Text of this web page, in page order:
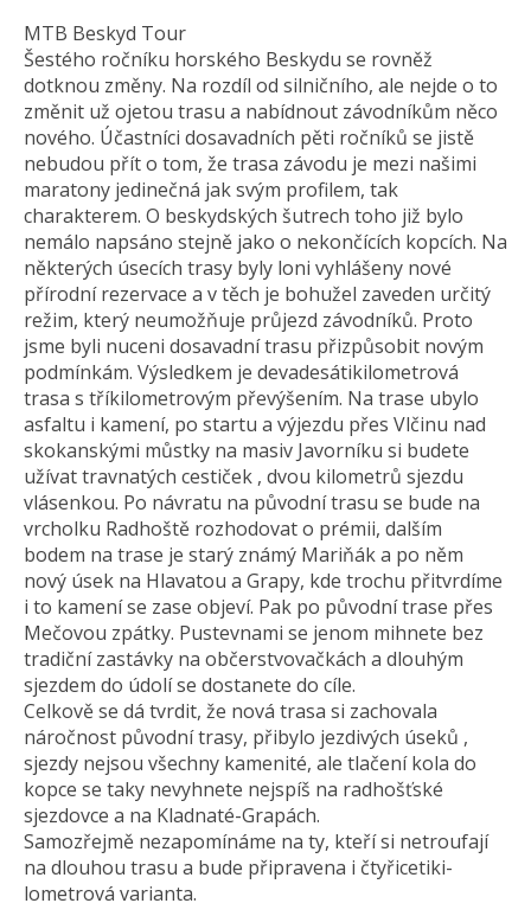
MTB Beskyd Tour
Šestého ročníku horského Beskydu se rovněž
dotknou změny. Na rozdíl od silničního, ale nejde o to
změnit už ojetou trasu a nabídnout závodníkům něco
nového. Účastníci dosavadních pěti ročníků se jistě
nebudou přít o tom, že trasa závodu je mezi našimi
maratony jedinečná jak svým profilem, tak
charakterem. O beskydských šutrech toho již bylo
nemálo napsáno stejně jako o nekončících kopcích. Na
některých úsecích trasy byly loni vyhlášeny nové
přírodní rezervace a v těch je bohužel zaveden určitý
režim, který neumožňuje průjezd závodníků. Proto
jsme byli nuceni dosavadní trasu přizpůsobit novým
podmínkám. Výsledkem je devadesátikilo­metrová
trasa s tříkilometrovým převýšením. Na trase ubylo
asfaltu i kamení, po startu a výjezdu přes Vlčinu nad
skokanskými můstky na masiv Javorníku si budete
užívat travnatých cestiček , dvou kilometrů sjezdu
vlásenkou. Po návratu na původní trasu se bude na
vrcholku Radhoště rozhodovat o prémii, dalším
bodem na trase je starý známý Mariňák a po něm
nový úsek na Hlavatou a Grapy, kde trochu přitvrdíme
i to kamení se zase objeví. Pak po původní trase přes
Mečovou zpátky. Pustevnami se jenom mihnete bez
tradiční zastávky na občerstvovačkách a dlouhým
sjezdem do údolí se dostanete do cíle.
Celkově se dá tvrdit, že nová trasa si zachovala
náročnost původní trasy, přibylo jezdivých úseků ,
sjezdy nejsou všechny kamenité, ale tlačení kola do
kopce se taky nevyhnete nejspíš na radhošťské
sjezdovce a na Kladnaté-Grapách.
Samozřejmě nezapomínáme na ty, kteří si netroufají
na dlouhou trasu a bude připravena i čtyřicetiki­
lometrová varianta.